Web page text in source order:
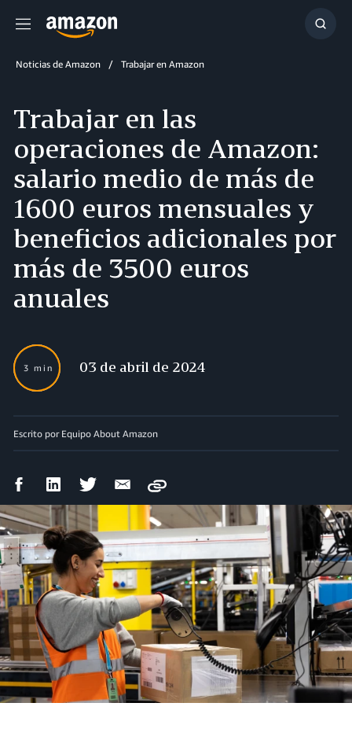
Menú
Noticias de Amazon Trabajar en Amazon
Trabajar en las
operaciones de Amazon:
salario medio de más de
1600 euros mensuales y
beneficios adicionales por
más de 3500 euros
anuales
3 min 03 de abril de 2024
Escrito por Equipo About Amazon
Compartir
Facebook
Compartir
LinkedIn
Compartir
Twitter
Compartir
correo
electrónico
Copy